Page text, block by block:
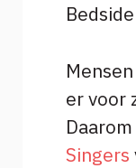
er voor
Singers